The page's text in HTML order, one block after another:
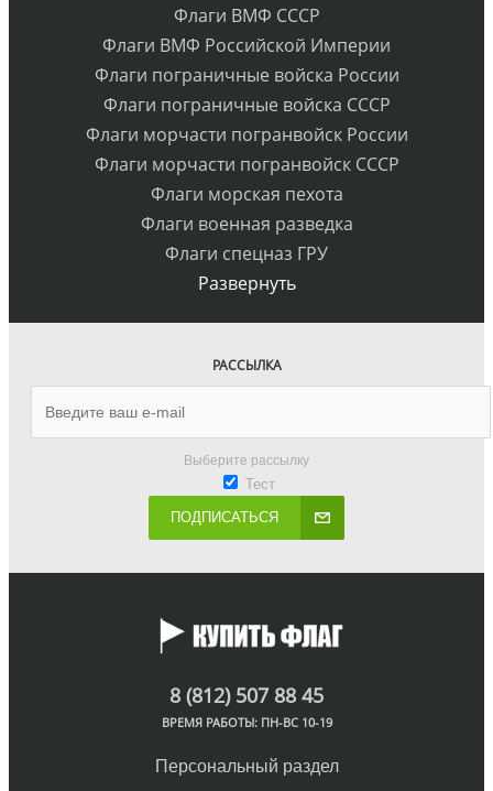
Флаги ВМФ СССР
Флаги ВМФ Российской Империи
Флаги пограничные войска России
Флаги пограничные войска СССР
Флаги морчасти погранвойск России
Флаги морчасти погранвойск СССР
Флаги морская пехота
Флаги военная разведка
Флаги спецназ ГРУ
Развернуть
РАССЫЛКА
Выберите рассылку
Тест
ПОДПИСАТЬСЯ
8 (812) 507 88 45
ВРЕМЯ РАБОТЫ: ПН-ВС 10-19
Персональный раздел